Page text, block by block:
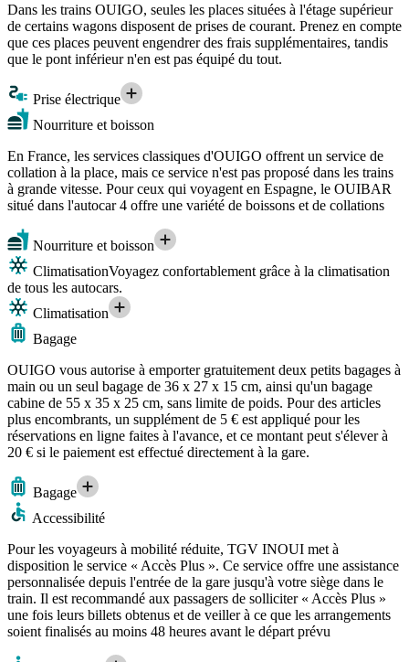
Dans les trains OUIGO, seules les places situées à l'étage supérieur
de certains wagons disposent de prises de courant. Prenez en compte
que ces places peuvent engendrer des frais supplémentaires, tandis
que le pont inférieur n'en est pas équipé du tout.
Prise électrique
Nourriture et boisson
En France, les services classiques d'OUIGO offrent un service de
collation à la place, mais ce service n'est pas proposé dans les trains
à grande vitesse. Pour ceux qui voyagent en Espagne, le OUIBAR
situé dans l'autocar 4 offre une variété de boissons et de collations
Nourriture et boisson
ClimatisationVoyagez confortablement grâce à la climatisation
de tous les autocars.
Climatisation
Bagage
OUIGO vous autorise à emporter gratuitement deux petits bagages à
main ou un seul bagage de 36 x 27 x 15 cm, ainsi qu'un bagage
cabine de 55 x 35 x 25 cm, sans limite de poids. Pour des articles
plus encombrants, un supplément de 5 € est appliqué pour les
réservations en ligne faites à l'avance, et ce montant peut s'élever à
20 € si le paiement est effectué directement à la gare.
Bagage
Accessibilité
Pour les voyageurs à mobilité réduite, TGV INOUI met à
disposition le service « Accès Plus ». Ce service offre une assistance
personnalisée depuis l'entrée de la gare jusqu'à votre siège dans le
train. Il est recommandé aux passagers de solliciter « Accès Plus »
une fois leurs billets obtenus et de veiller à ce que les arrangements
soient finalisés au moins 48 heures avant le départ prévu